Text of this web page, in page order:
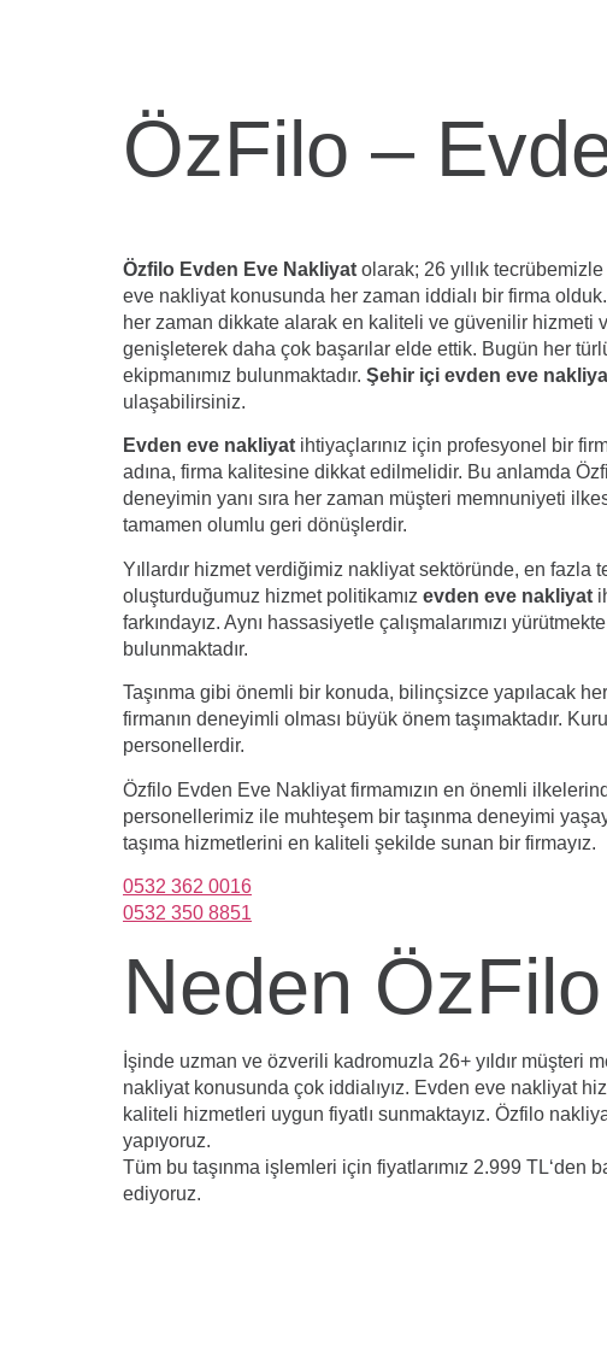
ÖzFilo –
Özfilo Evden Eve Nakliyat olarak; 26 yıllık
eve nakliyat konusunda her zaman iddialı bir firma
her zaman dikkate alarak en kaliteli ve güvenilir hizmeti
genişleterek daha çok başarılar elde ettik. Bugün her
ekipmanımız bulunmaktadır. Şehir içi evden eve
ulaşabilirsiniz.
Evden eve nakliyat ihtiyaçlarınız için profesyonel bir
adına, firma kalitesine dikkat edilmelidir. Bu anlamda
deneyimin yanı sıra her zaman müşteri memnuniyeti
tamamen olumlu geri dönüşlerdir.
Yıllardır hizmet verdiğimiz nakliyat sektöründe, en fazla
oluşturduğumuz hizmet politikamız evden eve nakliyat
farkındayız. Aynı hassasiyetle çalışmalarımızı
bulunmaktadır.
Taşınma gibi önemli bir konuda, bilinçsizce yapılacak
firmanın deneyimli olması büyük önem taşımaktadır.
personellerdir.
Özfilo Evden Eve Nakliyat firmamızın en önemli
personellerimiz ile muhteşem bir taşınma deneyimi
taşıma hizmetlerini en kaliteli şekilde sunan bir firmayız.
0532 362 0016
0532 350 8851
Neden
İşinde uzman ve özverili kadromuzla 26+ yıldır müşteri
nakliyat konusunda çok iddialıyız. Evden eve nakliyat
kaliteli hizmetleri uygun fiyatlı sunmaktayız. Özfilo
yapıyoruz.
Tüm bu taşınma işlemleri için fiyatlarımız 2.999 TL‘den
ediyoruz.